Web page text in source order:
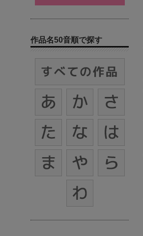
作品名50音順で探す